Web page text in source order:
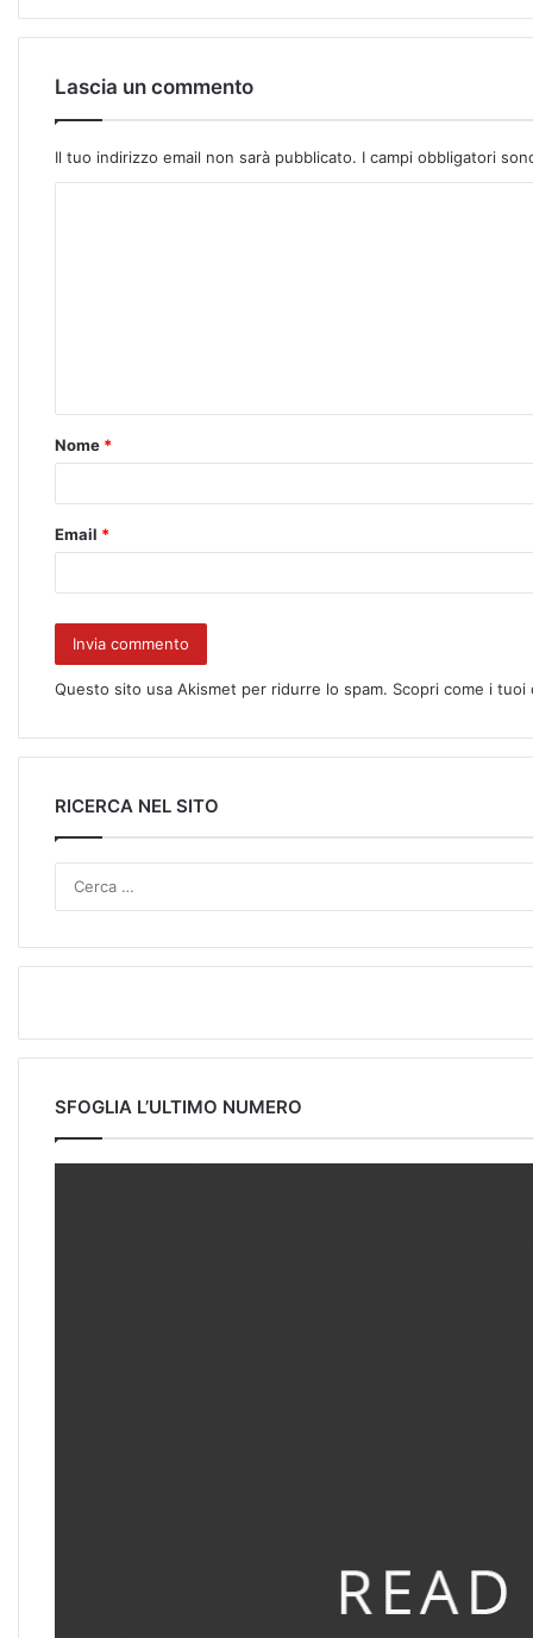
Lascia un commento
Il tuo indirizzo email non sarà pubblicato. I campi obbligatori
Nome *
Email *
Questo sito usa Akismet per ridurre lo spam. Scopri come i
RICERCA NEL SITO
SFOGLIA L’ULTIMO NUMERO